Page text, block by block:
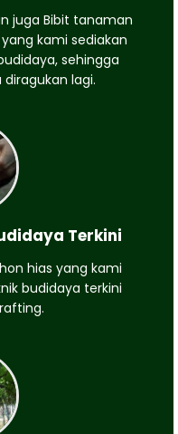
juga Bibit tanaman
kami sediakan
sehingga
lagi.
Terkini
hias yang kami
budidaya terkini